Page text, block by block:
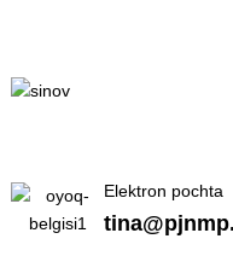
Elektron pochta